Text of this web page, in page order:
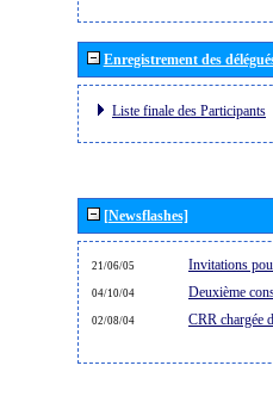
Enregistrement des
Liste finale des Participants
[Newsflashes]
21/06/05 Invitations
04/10/04 Deuxième
02/08/04 CRR chargée